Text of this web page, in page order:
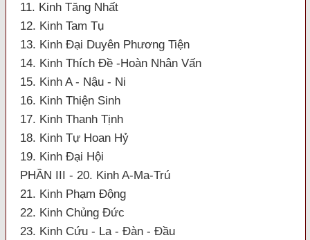
11. Kinh Tăng Nhất
12. Kinh Tam Tụ
13. Kinh Đại Duyên Phương Tiện
14. Kinh Thích Đề -Hoàn Nhân Vấn
15. Kinh A - Nậu - Ni
16. Kinh Thiện Sinh
17. Kinh Thanh Tịnh
18. Kinh Tự Hoan Hỷ
19. Kinh Đại Hội
PHẦN III - 20. Kinh A-Ma-Trú
21. Kinh Phạm Động
22. Kinh Chủng Đức
23. Kinh Cứu - La - Đàn - Đầu